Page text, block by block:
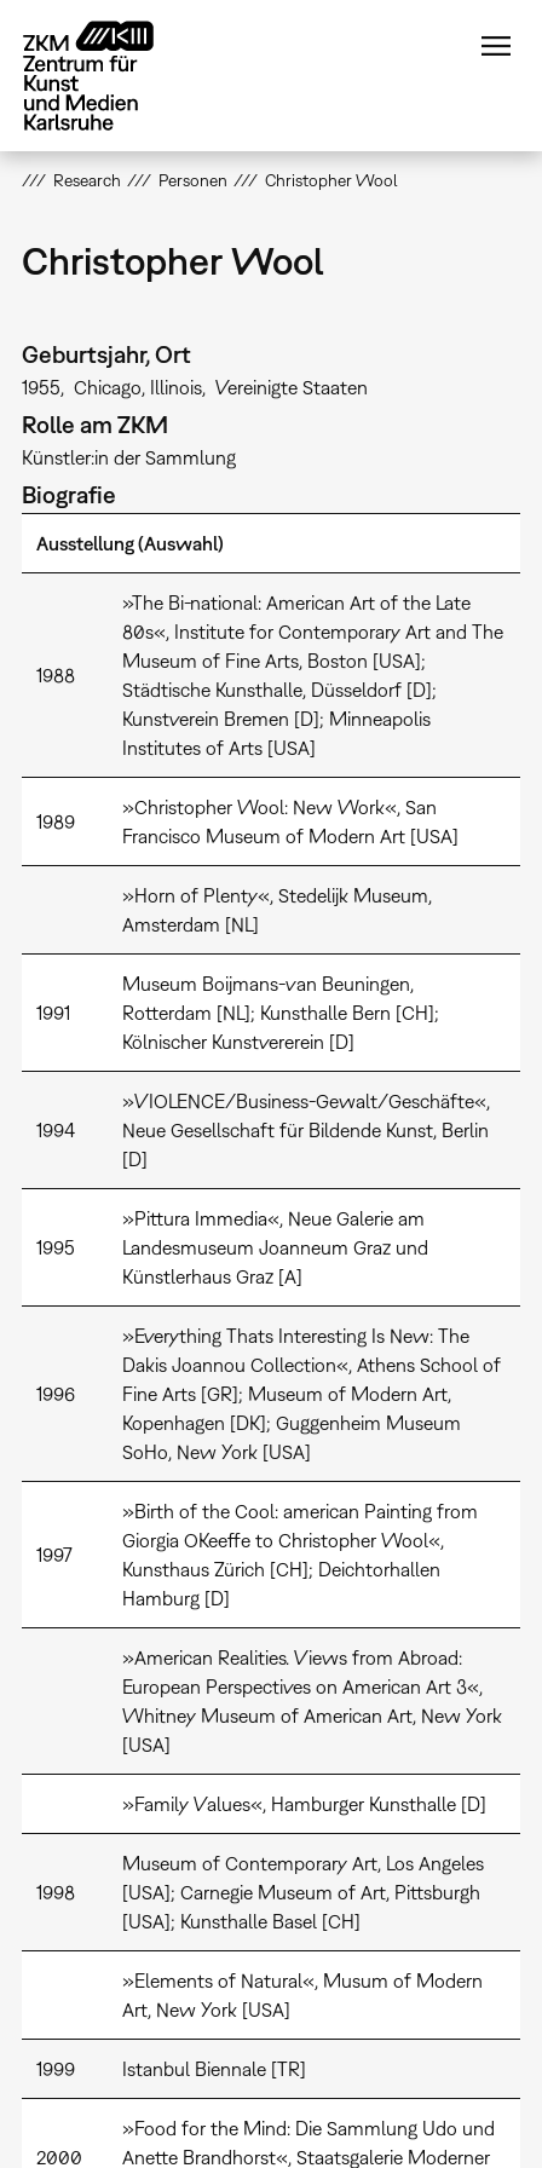
zum
Inhalt
Research Personen Christopher Wool
Christopher Wool
Geburtsjahr, Ort
1955 Chicago, Illinois Vereinigte Staaten
Rolle am ZKM
Künstler:in der Sammlung
Biografie
Ausstellung (Auswahl)
1988
»The Bi-national: American Art of the Late
80s«, Institute for Contemporary Art and The
Museum of Fine Arts, Boston [USA];
Städtische Kunsthalle, Düsseldorf [D];
Kunstverein Bremen [D]; Minneapolis
Institutes of Arts [USA]
1989
»Christopher Wool: New Work«, San
Francisco Museum of Modern Art [USA]
»Horn of Plenty«, Stedelijk Museum,
Amsterdam [NL]
1991
Museum Boijmans-van Beuningen,
Rotterdam [NL]; Kunsthalle Bern [CH];
Kölnischer Kunstvererein [D]
1994
»VIOLENCE/Business-Gewalt/Geschäfte«,
Neue Gesellschaft für Bildende Kunst, Berlin
[D]
1995
»Pittura Immedia«, Neue Galerie am
Landesmuseum Joanneum Graz und
Künstlerhaus Graz [A]
1996
»Everything Thats Interesting Is New: The
Dakis Joannou Collection«, Athens School of
Fine Arts [GR]; Museum of Modern Art,
Kopenhagen [DK]; Guggenheim Museum
SoHo, New York [USA]
1997
»Birth of the Cool: american Painting from
Giorgia OKeeffe to Christopher Wool«,
Kunsthaus Zürich [CH]; Deichtorhallen
Hamburg [D]
»American Realities. Views from Abroad:
European Perspectives on American Art 3«,
Whitney Museum of American Art, New York
[USA]
»Family Values«, Hamburger Kunsthalle [D]
1998
Museum of Contemporary Art, Los Angeles
[USA]; Carnegie Museum of Art, Pittsburgh
[USA]; Kunsthalle Basel [CH]
»Elements of Natural«, Musum of Modern
Art, New York [USA]
1999 Istanbul Biennale [TR]
2000
»Food for the Mind: Die Sammlung Udo und
Anette Brandhorst«, Staatsgalerie Moderner